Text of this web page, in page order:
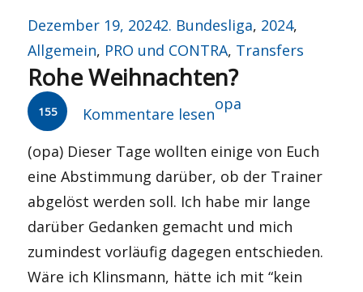
Veröffentlicht
am
Dezember 19, 2024Kategorien
2. Bundesliga, 2024,
Allgemein, PRO und CONTRA, Transfers
Rohe Weihnachten?
155 Kommentare lesen
Autor
opa
(opa) Dieser Tage wollten einige von Euch
eine Abstimmung darüber, ob der Trainer
abgelöst werden soll. Ich habe mir lange
darüber Gedanken gemacht und mich
zumindest vorläufig dagegen entschieden.
Wäre ich Klinsmann, hätte ich mit “kein